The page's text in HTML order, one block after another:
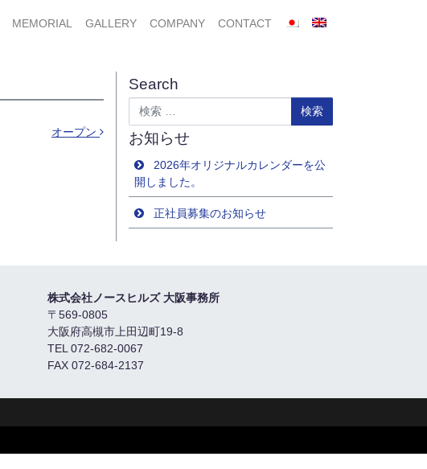
MEMORIAL GALLERY COMPANY CONTACT
オープン
Search
検索
お知らせ
2026年オリジナルカレンダーを公
開しました。
正社員募集のお知らせ
株式会社ノースヒルズ 大阪事務所
〒569-0805
大阪府高槻市上田辺町19-8
TEL 072-682-0067
FAX 072-684-2137